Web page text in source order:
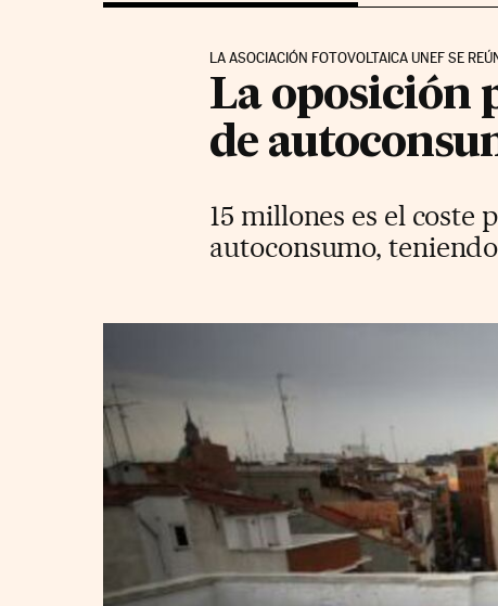
LA ASOCIACIÓN FOTOVOLTAICA UNEF SE
La oposición
de
15 millones es el coste
autoconsumo,